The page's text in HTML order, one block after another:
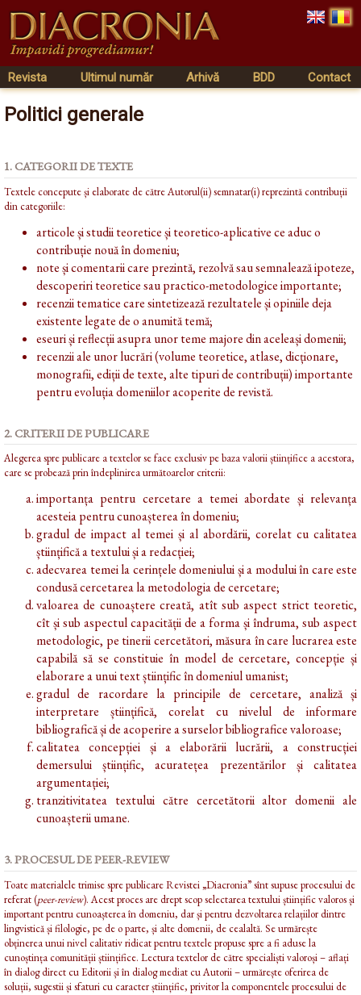
Revista Ultimul număr Arhivă BDD Contact
Politici generale
1. CATEGORII DE TEXTE
Textele concepute și elaborate de către Autorul(ii) semnatar(i) reprezintă contribuții
din categoriile:
articole și studii teoretice și teoretico-aplicative ce aduc o
contribuție nouă în domeniu;
note și comentarii care prezintă, rezolvă sau semnalează ipoteze,
descoperiri teoretice sau practico-metodologice importante;
recenzii tematice care sintetizează rezultatele și opiniile deja
existente legate de o anumită temă;
eseuri și reflecții asupra unor teme majore din aceleași domenii;
recenzii ale unor lucrări (volume teoretice, atlase, dicționare,
monografii, ediții de texte, alte tipuri de contribuții) importante
pentru evoluția domeniilor acoperite de revistă.
2. CRITERII DE PUBLICARE
Alegerea spre publicare a textelor se face exclusiv pe baza valorii științifice a acestora,
care se probează prin îndeplinirea următoarelor criterii:
importanța pentru cercetare a temei abordate și relevanța
acesteia pentru cunoașterea în domeniu;
gradul de impact al temei și al abordării, corelat cu calitatea
științifică a textului și a redacției;
adecvarea temei la cerințele domeniului și a modului în care este
condusă cercetarea la metodologia de cercetare;
valoarea de cunoaștere creată, atît sub aspect strict teoretic,
cît și sub aspectul capacității de a forma și îndruma, sub aspect
metodologic, pe tinerii cercetători, măsura în care lucrarea este
capabilă să se constituie în model de cercetare, concepție și
elaborare a unui text științific în domeniul umanist;
gradul de racordare la principile de cercetare, analiză și
interpretare științifică, corelat cu nivelul de informare
bibliografică și de acoperire a surselor bibliografice valoroase;
calitatea concepției și a elaborării lucrării, a construcției
demersului științific, acuratețea prezentărilor și calitatea
argumentației;
tranzitivitatea textului către cercetătorii altor domenii ale
cunoașterii umane.
3. PROCESUL DE PEER-REVIEW
Toate materialele trimise spre publicare Revistei „Diacronia” sînt supuse procesului de
referat (peer-review). Acest proces are drept scop selectarea textului științific valoros și
important pentru cunoașterea în domeniu, dar și pentru dezvoltarea relațiilor dintre
lingvistică și filologie, pe de o parte, și alte domenii, de cealaltă. Se urmărește
obținerea unui nivel calitativ ridicat pentru textele propuse spre a fi aduse la
cunoștința comunității științifice. Lectura textelor de către specialiști valoroși – aflați
în dialog direct cu Editorii și în dialog mediat cu Autorii – urmărește oferirea de
soluții, sugestii și sfaturi cu caracter științific, privitor la componentele procesului de